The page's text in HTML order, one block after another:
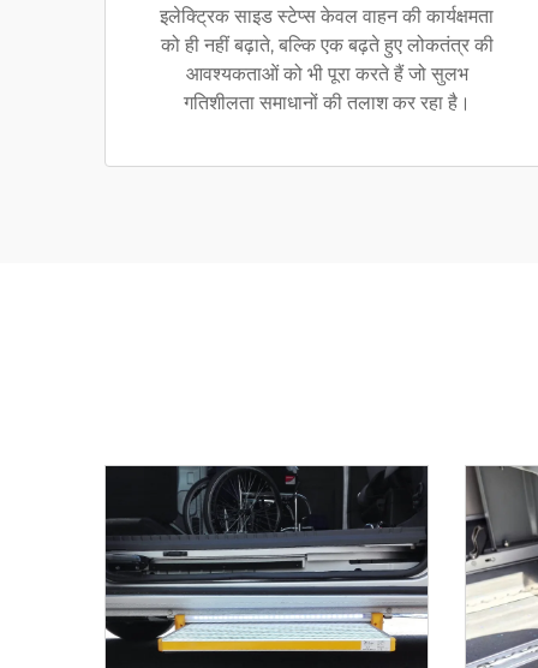
इलेक्ट्रिक साइड स्टेप्स केवल वाहन की कार्यक्षमता
को ही नहीं बढ़ाते, बल्कि एक बढ़ते हुए लोकतंत्र की
आवश्यकताओं को भी पूरा करते हैं जो सुलभ
गतिशीलता समाधानों की तलाश कर रहा है।